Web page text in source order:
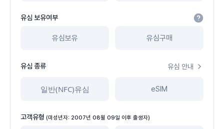
유심 보유여부
유심보유 유심구매
유심 종류 유심 안내
일반(NFC)유심 eSIM
고객유형 (미성년자: 2007년 08월 09일 이후 출생자)